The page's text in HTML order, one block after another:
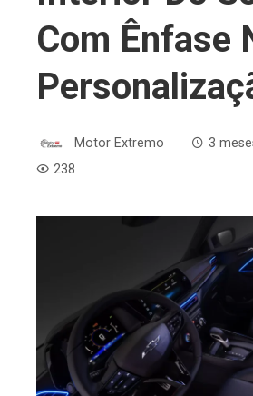
Com Ênfase
Motor Extremo
3
238